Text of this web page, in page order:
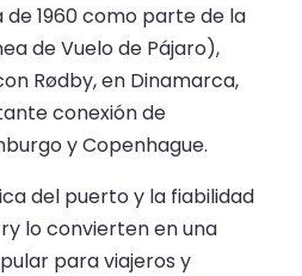
de 1960 como parte de la
de Vuelo de Pájaro),
Rødby, en Dinamarca,
conexión de
y Copenhague.
del puerto y la fiabilidad
lo convierten en una
para viajeros y